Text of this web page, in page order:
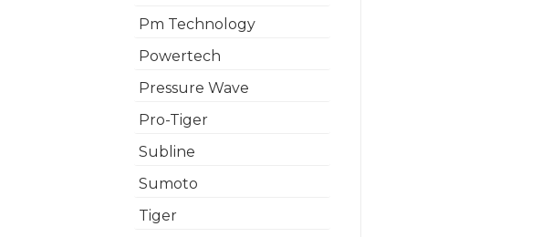
Pm Technology
Powertech
Pressure Wave
Pro-Tiger
Subline
Sumoto
Tiger